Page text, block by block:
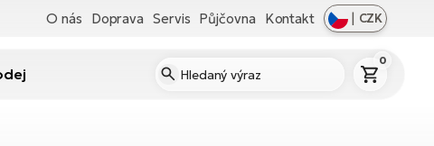
O nás Doprava Servis Půjčovna Kontakt | CZK
0